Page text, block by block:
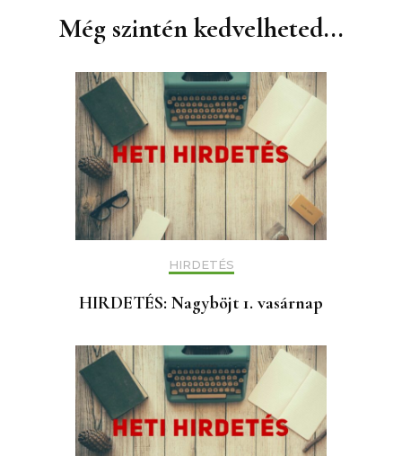
Még szintén kedvelheted...
HIRDETÉS
HIRDETÉS: Nagyböjt 1. vasárnap